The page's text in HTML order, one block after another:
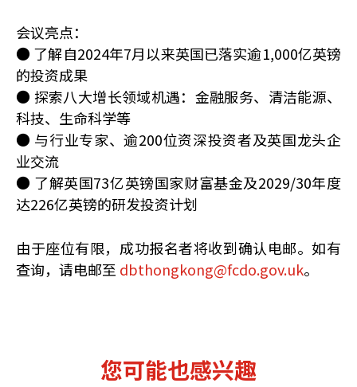
会议亮点：
● 了解自2024年7月以来英国已落实逾1,000亿英镑
的投资成果
● 探索八大增长领域机遇：金融服务、清洁能源、
科技、生命科学等
● 与行业专家、逾200位资深投资者及英国龙头企
业交流
● 了解英国73亿英镑国家财富基金及2029/30年度
达226亿英镑的研发投资计划
由于座位有限，成功报名者将收到确认电邮。如有
查询，请电邮至 dbthongkong@fcdo.gov.uk。
您可能也感兴趣